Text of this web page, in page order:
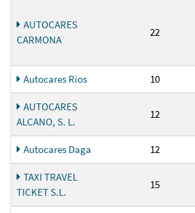
AUTOCARES
CARMONA
22
Autocares Rios 10
AUTOCARES
ALCANO, S. L.
12
Autocares Daga 12
TAXI TRAVEL
TICKET S.L.
15